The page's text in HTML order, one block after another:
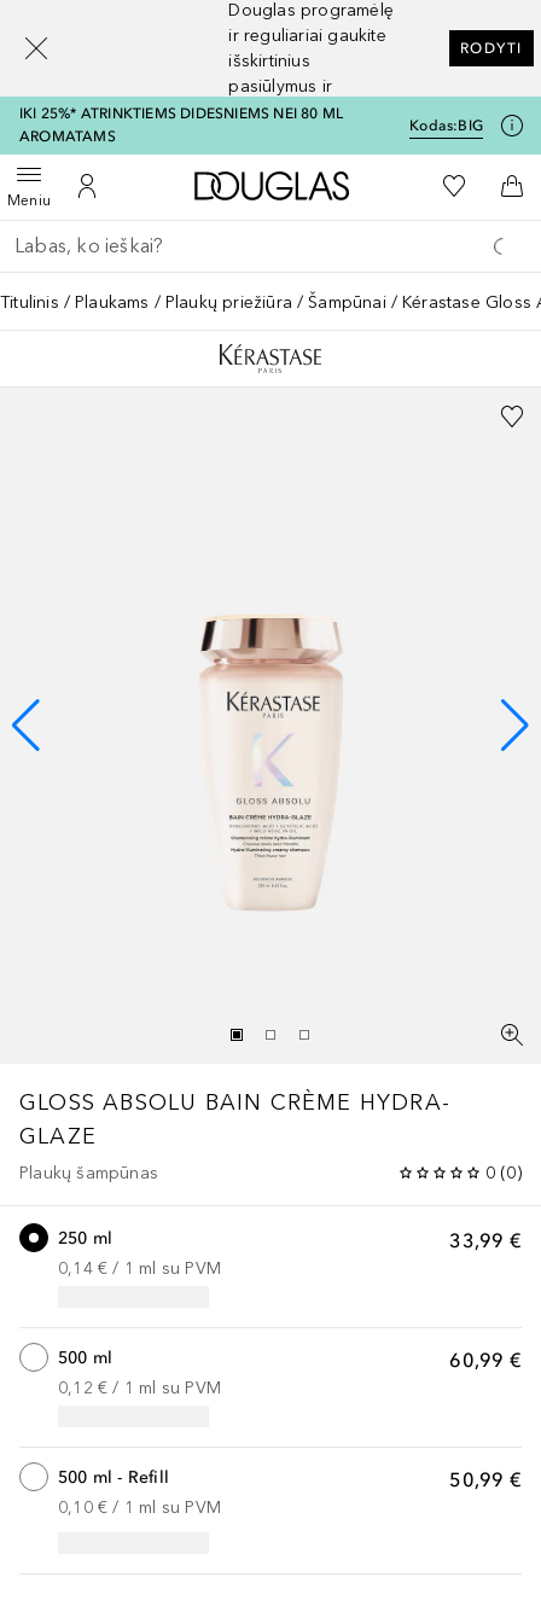
Douglas programėlę
ir reguliariai gaukite
išskirtinius
pasiūlymus ir
nuolaidas
RODYTI
IKI 25%* ATRINKTIEMS DIDESNIEMS NEI 80 ML
AROMATAMS
Kodas:BIG
MeniuAtidaryti meniuĮ mano paskyrą
Į Douglas pagrindinį
Į mano
Į
Grįžk atgal
Vykdykite paiešką
Titulinis Plaukams Plaukų priežiūra Šampūnai Kérastase Gloss
GLOSS ABSOLU BAIN CRÈME HYDRA-
GLAZE
Plaukų šampūnas 0 (0)
33,99 €
250 ml
0,14 € / 1 ml su PVM
60,99 €
500 ml
0,12 € / 1 ml su PVM
50,99 €
500 ml - Refill
0,10 € / 1 ml su PVM
[navigation.slideout.screenreader]